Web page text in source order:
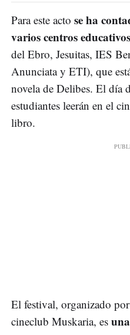
Para este acto se ha
varios centros
del Ebro, Jesuitas, IES
Anunciata y ETI), que
novela de Delibes. El día
estudiantes leerán en el
libro.
El festival, organizado
cineclub Muskaria, es